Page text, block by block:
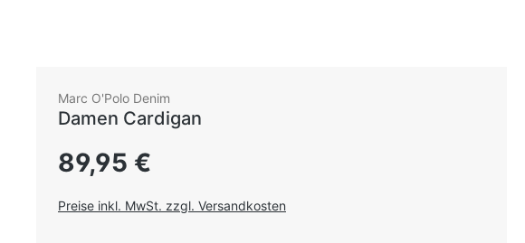
Marc O'Polo Denim
Damen Cardigan
Regulärer Preis:
89,95 €
Preise inkl. MwSt. zzgl. Versandkosten